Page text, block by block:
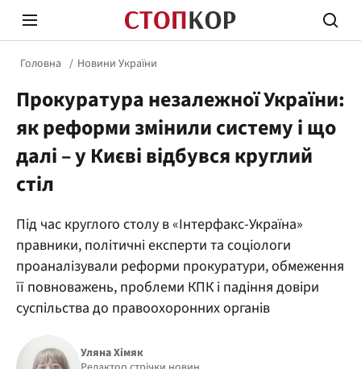
Стоп Політичній Корупції
Політика
Головна Новини України
Прокуратура незалежної України:
як реформи змінили систему і що
далі – у Києві відбувся круглий
стіл
Під час круглого столу в «Інтерфакс-Україна»
правники, політичні експерти та соціологи
проаналізували реформи прокуратури, обмеження
її повноважень, проблеми КПК і падіння довіри
суспільства до правоохоронних органів
Уляна Хімяк